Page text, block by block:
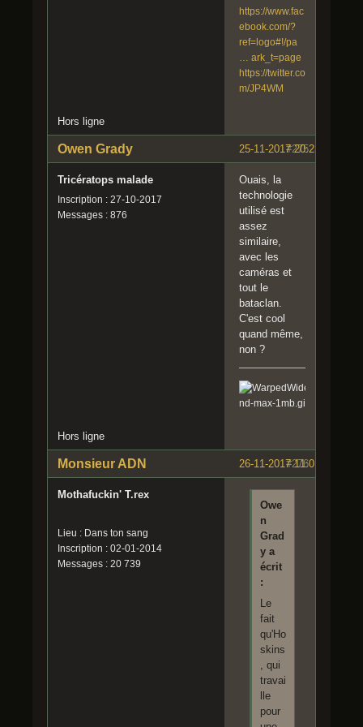
https://www.fac
ebook.com/?
ref=logo#!/pa
… ark_t=page
https://twitter.co
m/JP4WM
Hors ligne
#275
25-11-2017 20:23:42
Owen Grady
Tricératops malade
Inscription : 27-10-2017
Messages : 876
Ouais, la
technologie
utilisé est
assez
similaire,
avec les
caméras et
tout le
bataclan.
C'est cool
quand même,
non ?
Hors ligne
#276
26-11-2017 11:01:49
Monsieur ADN
Mothafuckin' T.rex
Lieu : Dans ton sang
Inscription : 02-01-2014
Messages : 20 739
Owe
n
Grad
y a
écrit
:
Le
fait
qu'Ho
skins
, qui
travai
lle
pour